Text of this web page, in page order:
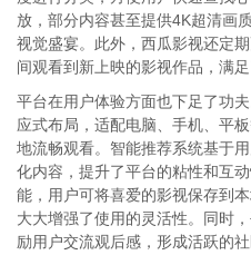
放，部分内容甚至提供4K超清画
视觉盛宴。此外，西瓜影视还定
间观看到新上映的影视作品，满
平台在用户体验方面也下足了功
应式布局，适配电脑、手机、平
地流畅观看。智能推荐系统基于
化内容，提升了平台的粘性和互
能，用户可将喜爱的影视保存到
大大增强了使用的灵活性。同时
励用户交流观后感，形成活跃的社